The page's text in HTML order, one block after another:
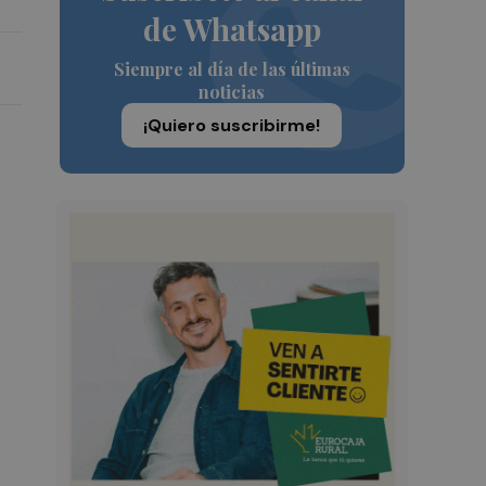
de Whatsapp
Siempre al día de las últimas
noticias
¡Quiero suscribirme!